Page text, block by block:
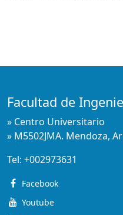
Facultad de
» Centro Universitario
» M5502JMA. Mendoza,
Tel: +002973631
Facebook
Youtube